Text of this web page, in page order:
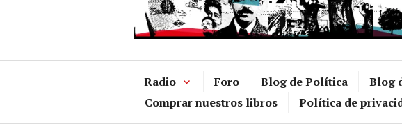
Radio Foro Blog de Política Blog
Comprar nuestros libros
Política de